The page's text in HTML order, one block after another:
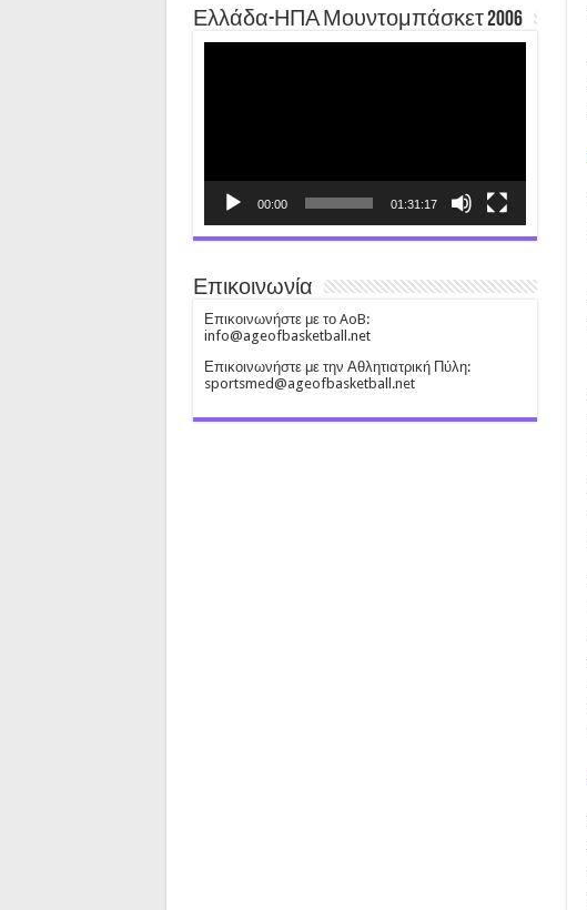
Ελλάδα-ΗΠΑ Μουντομπάσκετ 2006
00:00 01:31:17
Επικοινωνία
Επικοινωνήστε με το AoB:
info@ageofbasketball.net
Επικοινωνήστε με την Αθλητιατρική Πύλη:
sportsmed@ageofbasketball.net